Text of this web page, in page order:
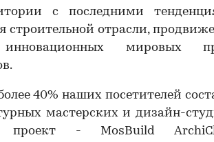
с последними
строительной отрасли,
мировых
40% наших посетителей
мастерских и дизайн-
проект - MosBuild